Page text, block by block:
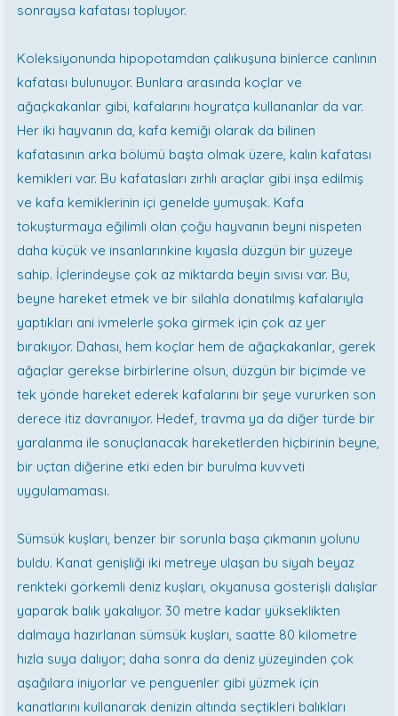
sonraysa kafatası topluyor.
Koleksiyonunda hipopotamdan çalıkuşuna binlerce canlının
kafatası bulunuyor. Bunlara arasında koçlar ve
ağaçkakanlar gibi, kafalarını hoyratça kullananlar da var.
Her iki hayvanın da, kafa kemiği olarak da bilinen
kafatasının arka bölümü başta olmak üzere, kalın kafatası
kemikleri var. Bu kafatasları zırhlı araçlar gibi inşa edilmiş
ve kafa kemiklerinin içi genelde yumuşak. Kafa
tokuşturmaya eğilimli olan çoğu hayvanın beyni nispeten
daha küçük ve insanlarınkine kıyasla düzgün bir yüzeye
sahip. İçlerindeyse çok az miktarda beyin sıvısı var. Bu,
beyne hareket etmek ve bir silahla donatılmış kafalarıyla
yaptıkları ani ivmelerle şoka girmek için çok az yer
bırakıyor. Dahası, hem koçlar hem de ağaçkakanlar, gerek
ağaçlar gerekse birbirlerine olsun, düzgün bir biçimde ve
tek yönde hareket ederek kafalarını bir şeye vururken son
derece itiz davranıyor. Hedef, travma ya da diğer türde bir
yaralanma ile sonuçlanacak hareketlerden hiçbirinin beyne,
bir uçtan diğerine etki eden bir burulma kuvveti
uygulamaması.
Sümsük kuşları, benzer bir sorunla başa çıkmanın yolunu
buldu. Kanat genişliği iki metreye ulaşan bu siyah beyaz
renkteki görkemli deniz kuşları, okyanusa gösterişli dalışlar
yaparak balık yakalıyor. 30 metre kadar yükseklikten
dalmaya hazırlanan sümsük kuşları, saatte 80 kilometre
hızla suya dalıyor; daha sonra da deniz yüzeyinden çok
aşağılara iniyorlar ve penguenler gibi yüzmek için
kanatlarını kullanarak denizin altında seçtikleri balıkları